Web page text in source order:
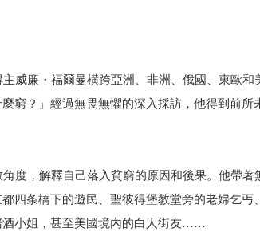
威廉・福爾曼橫跨亞洲、非洲、俄國、東歐和
窮？」經過無畏無懼的深入採訪，他得到前所
度，解釋自己落入貧窮的原因和後果。他帶著
四条橋下的遊民、聖彼得堡教堂旁的老婦乞丐
酒小姐，甚至美國境內的白人街友……